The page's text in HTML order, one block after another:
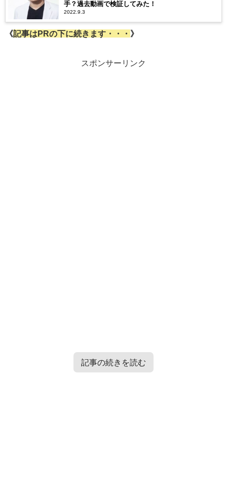
手？過去動画で検証してみた！
2022.9.3
《記事はPRの下に続きます・・・ 》
スポンサーリンク
記事の続きを読む